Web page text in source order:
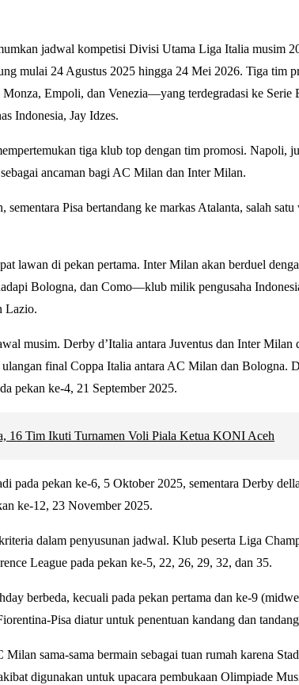
jadwal kompetisi Divisi Utama Liga Italia musim
mulai 24 Agustus 2025 hingga 24 Mei 2026. Tiga tim
Monza, Empoli, dan Venezia—yang terdegradasi ke Serie
Indonesia, Jay Idzes.
tiga klub top dengan tim promosi. Napoli,
ancaman bagi AC Milan dan Inter Milan.
Pisa bertandang ke markas Atalanta, salah
lawan di pekan pertama. Inter Milan akan berduel
Bologna, dan Como—klub milik pengusaha
Lazio.
musim. Derby d’Italia antara Juventus dan Inter Milan
ulangan final Coppa Italia antara AC Milan dan Bologna.
pekan ke-4, 21 September 2025.
16 Tim Ikuti Turnamen Voli Piala Ketua KONI Aceh
pada pekan ke-6, 5 Oktober 2025, sementara Derby
ke-12, 23 November 2025.
dalam penyusunan jadwal. Klub peserta Liga
League pada pekan ke-5, 22, 26, 29, 32, dan 35.
berbeda, kecuali pada pekan pertama dan ke-9
Pisa diatur untuk penentuan kandang dan
sama-sama bermain sebagai tuan rumah karena
digunakan untuk upacara pembukaan Olimpiade